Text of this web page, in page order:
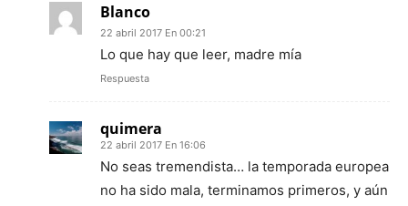
Blanco
22 abril 2017 En 00:21
Lo que hay que leer, madre mía
Respuesta
quimera
22 abril 2017 En 16:06
No seas tremendista… la temporada europea
no ha sido mala, terminamos primeros, y aún